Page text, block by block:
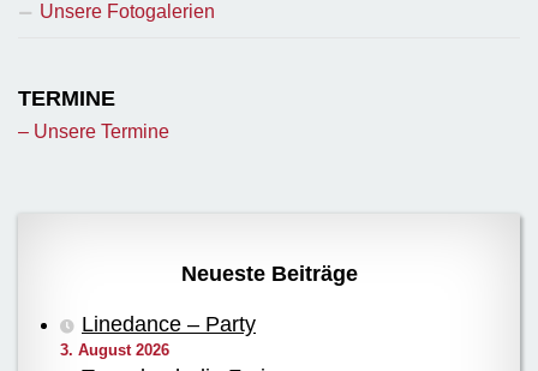
Unsere Fotogalerien
TERMINE
– Unsere Termine
Neueste Beiträge
Linedance – Party
3. August 2026